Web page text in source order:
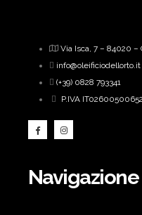
Via Isca, 7 – 84020 –
info@oleificiodellorto.it
(+39) 0828 793341
P.IVA IT02600500652
Navigazione